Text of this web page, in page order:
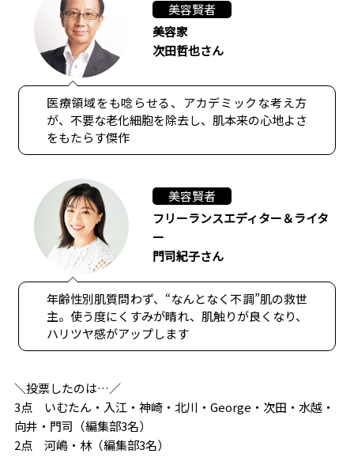
美容賢者
美容家
次田哲也さん
医療領域をも唸らせる、アカデミックな考え方
が、不要な老化細胞を除去し、肌本来の心地よさ
をもたらす傑作
美容賢者
フリーランスエディター＆ライタ
ー
門司紀子さん
年齢性別肌質問わず、“なんとなく不調”肌の救世
主。使う度にくすみが晴れ、肌触りが良くなり、
ハリツヤ感がアップします
＼投票したのは…／
3点 いむたん・入江・神崎・北川・George・次田・水越・
向井・門司（編集部3名）
2点 河嶋・林（編集部3名）